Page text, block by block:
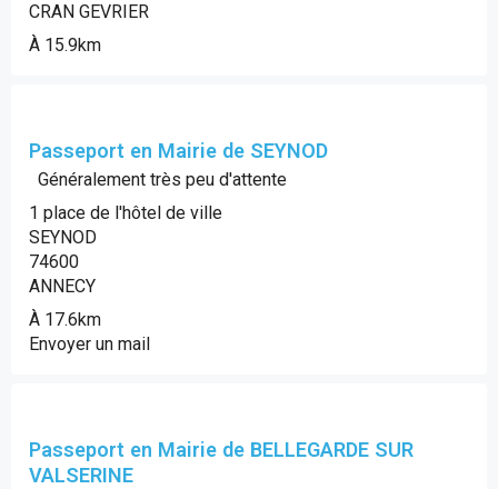
CRAN GEVRIER
À 15.9km
Passeport en Mairie de SEYNOD
Généralement très peu d'attente
1 place de l'hôtel de ville
SEYNOD
74600
ANNECY
À 17.6km
Envoyer un mail
Passeport en Mairie de BELLEGARDE SUR
VALSERINE